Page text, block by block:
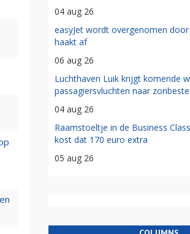
04 aug 26
easyJet wordt overgenomen
haakt af
06 aug 26
Luchthaven Luik krijgt komende
passagiersvluchten naar
04 aug 26
Raamstoeltje in de Business
kost dat 170 euro extra
05 aug 26